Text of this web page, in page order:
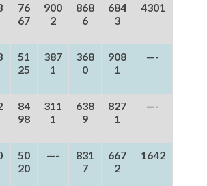
76
67
900
2
868
6
684
3
4301
51
25
387
1
368
0
908
1
—-
84
98
311
1
638
9
827
1
—-
50
20
—-
831
7
667
2
1642